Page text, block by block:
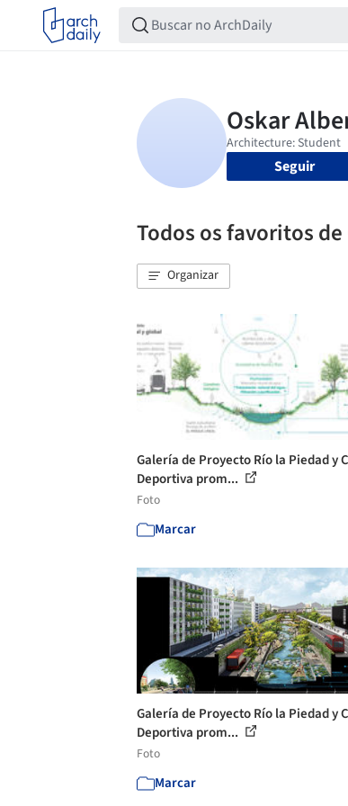
Seguir
Todos os favoritos
Organizar
Galería de Proyecto Río la Piedad y
Deportiva prom...
Foto
Marcar
Galería de Proyecto Río la Piedad y
Deportiva prom...
Foto
Marcar